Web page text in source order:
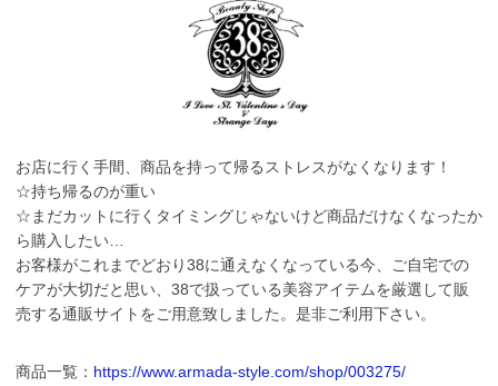
お店に行く手間、商品を持って帰るストレスがなくなります！
☆持ち帰るのが重い
☆まだカットに行くタイミングじゃないけど商品だけなくなったか
ら購入したい…
お客様がこれまでどおり38に通えなくなっている今、ご自宅での
ケアが大切だと思い、38で扱っている美容アイテムを厳選して販
売する通販サイトをご用意致しました。是非ご利用下さい。
商品一覧： https://www.armada-style.com/shop/003275/